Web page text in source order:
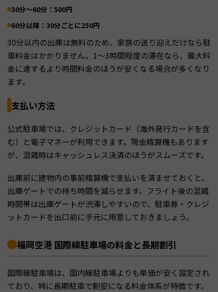
30分〜60分：500円
60分以降：30分ごとに250円
30分以内の出庫は無料のため、家族の送り迎えだけなら駐
車料金はかかりません。1〜3時間程度の滞在なら、最大料
金に達するより時間料金のほうが安くなる場合が多くなり
ます。
支払い方法
公式駐車場では、クレジットカード（海外発行カードを含
む）と電子マネーが利用できます。現金精算機もあります
が、混雑時はキャッシュレス決済のほうがスムーズです。
出庫前に建物内の事前精算機で支払いを済ませておくと、
出庫ゲートでの待ち時間を減らせます。フライト後の混雑
時間帯は出庫ゲートが渋滞しやすいので、駐車券・クレジ
ットカードを出口前に手元に用意しておきましょう。
福岡空港 国際線駐車場の料金と長期割引
国際線駐車場は、国内線駐車場よりも単価が安く設定され
ており、特に長期駐車で割安になる料金体系が特徴です。